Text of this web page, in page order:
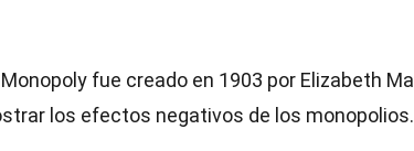
Monopoly fue creado en 1903 por Elizabeth
los efectos negativos de los monopolios.